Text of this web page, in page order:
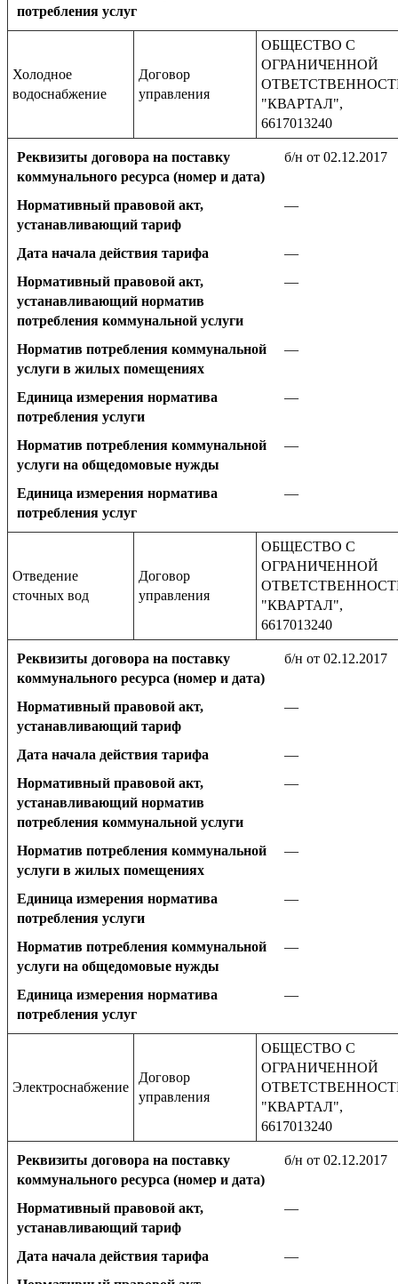
потребления услуг
Холодное
водоснабжение
Договор
управления
ОБЩЕСТВО С
ОГРАНИЧЕННОЙ
"КВАРТАЛ",
6617013240
Реквизиты договора на поставку
коммунального ресурса (номер и дата)
б/н от 02.12.2017
Нормативный правовой акт,
устанавливающий тариф
—
Дата начала действия тарифа
—
Нормативный правовой акт,
устанавливающий норматив
потребления коммунальной услуги
—
Норматив потребления коммунальной
услуги в жилых помещениях
—
Единица измерения норматива
потребления услуги
—
Норматив потребления коммунальной
услуги на общедомовые нужды
—
Единица измерения норматива
потребления услуг
—
Отведение
сточных вод
Договор
управления
ОБЩЕСТВО С
ОГРАНИЧЕННОЙ
"КВАРТАЛ",
6617013240
Реквизиты договора на поставку
коммунального ресурса (номер и дата)
б/н от 02.12.2017
Нормативный правовой акт,
устанавливающий тариф
—
Дата начала действия тарифа
—
Нормативный правовой акт,
устанавливающий норматив
потребления коммунальной услуги
—
Норматив потребления коммунальной
услуги в жилых помещениях
—
Единица измерения норматива
потребления услуги
—
Норматив потребления коммунальной
услуги на общедомовые нужды
—
Единица измерения норматива
потребления услуг
—
Электроснабжение
Договор
управления
ОБЩЕСТВО С
ОГРАНИЧЕННОЙ
"КВАРТАЛ",
6617013240
Реквизиты договора на поставку
коммунального ресурса (номер и дата)
б/н от 02.12.2017
Нормативный правовой акт,
устанавливающий тариф
—
Дата начала действия тарифа
—